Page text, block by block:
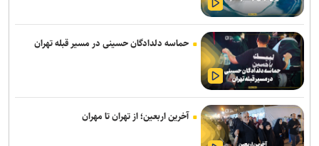
توسعه‌یافتگی باید از کودکستان و دبستان آغاز شود/ کاهش سن یادگیری
نیازمند آموزش متناسب با سن کودکان است
۱۰ بزرگراه و ۶ ورودی تهران زیر ذره‌بین قرارگاه سیمای منظر
چمران: امکان خروج پادگان‌ها از تهران وجود دارد+ فیلم
گذاشت + فیلم
حماسه دلدادگان حسینی در مسیر قبله تهران
آخرین اربعین؛ از تهران تا مهران